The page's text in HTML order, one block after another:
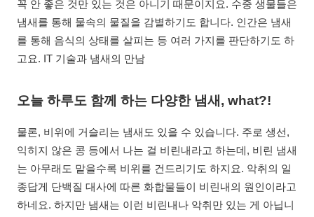
꼭 안 좋은 것만 있는 것은 아니기 때문이지요. 수중 생물들은
냄새를 통해 물속의 물질을 감별하기도 합니다. 인간은 냄새
를 통해 음식의 상태를 살피는 등 여러 가지를 판단하기도 하
고요. IT 기술과 냄새의 만남
오늘 하루도 함께 하는 다양한 냄새, what?!
물론, 비위에 거슬리는 냄새도 있을 수 있습니다. 주로 생선,
익히지 않은 콩 등에서 나는 걸 비린내라고 하는데, 비린 냄새
는 아무래도 맡을수록 비위를 건드리기도 하지요. 악취의 일
종답게 단백질 대사에 따른 화합물들이 비린내의 원인이라고
하네요. 하지만 냄새는 이런 비린내나 악취만 있는 게 아닙니